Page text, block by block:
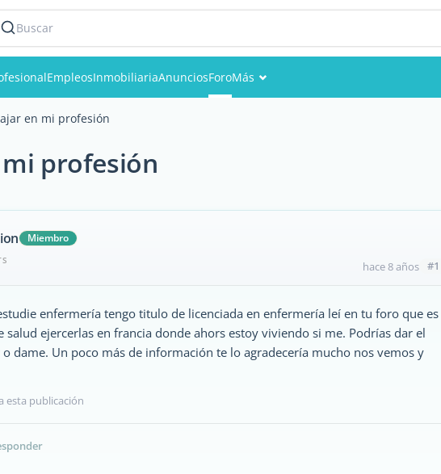
Buscar
EmpleosInmobiliariaAnunciosForoMás
en mi profesión
profesión
Miembro
hace 8 años #1
enfermería tengo titulo de licenciada en enfermería leí en tu foro que es
salud ejercerlas en francia donde ahors estoy viviendo si me. Podrías dar el
dame. Un poco más de información te lo agradecería mucho nos vemos y
esta publicación